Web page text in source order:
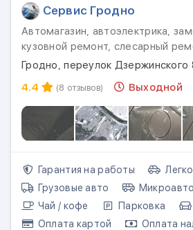
Сервис Гродно
Автомагазин, автоэлектрика,
кузовной ремонт, слесарный
Гродно, переулок Дзержинского
4.4
(8 отзывов) Выходной
Гарантия на работы
Грузовые авто
Чай / кофе
Парковка
Оплата картой
Оплата